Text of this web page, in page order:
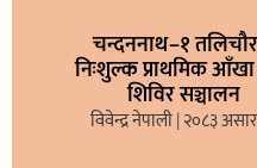
चन्दननाथ–१
निःशुल्क प्राथमिक
शिविर सञ्चालन
विवेन्द्र नेपाली २०८३